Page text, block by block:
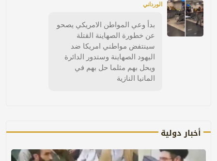
الورداني
بدأ وعي المواطن الامريكي يصحو
عن خطورة الصهاينة القتلة
سينتفض مواطني امريكا ضد
اليهود الصهاينة وستدور الدائرة
ويحل بهم مثلما حل بهم في
المانيا النازية
أخبار دولية